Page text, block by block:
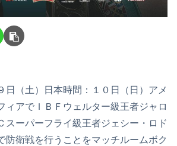
日（土）日本時間：１０日（日）アメ
ィアでＩＢＦウェルター級王者ジャロ
スーパーフライ級王者ジェシー・ロド
防衛戦を行うことをマッチルームボク